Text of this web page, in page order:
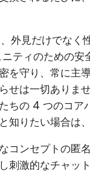
外見だけでなく
ティのための安
を守り、常に主
せは一切ありま
ちの 4 つのコア
知りたい場合は
コンセプトの匿
刺激的なチャッ